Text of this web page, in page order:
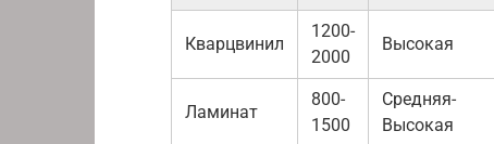
Кварцвинил
1200-
2000
Высокая
Ламинат
800-
1500
Средняя-
Высокая